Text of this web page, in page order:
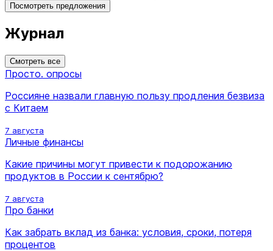
Посмотреть предложения
Журнал
Смотреть все
Просто. опросы
Россияне назвали главную пользу продления безвиза
с Китаем
7 августа
Личные финансы
Какие причины могут привести к подорожанию
продуктов в России к сентябрю?
7 августа
Про банки
Как забрать вклад из банка: условия, сроки, потеря
процентов